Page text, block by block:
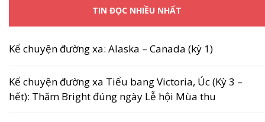
TIN ĐỌC NHIỀU NHẤT
Kể chuyện đường xa: Alaska – Canada (kỳ 1)
Kể chuyện đường xa Tiểu bang Victoria, Úc (Kỳ 3 –
hết): Thăm Bright đúng ngày Lễ hội Mùa thu